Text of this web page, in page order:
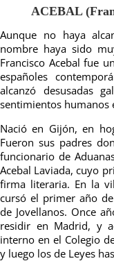
ACEBAL
Aunque no haya
nombre haya sido
Francisco Acebal fue
españoles
alcanzó desusadas
sentimientos humanos
Nació en Gijón, en
Fueron sus padres
funcionario de
Acebal Laviada, cuyo
firma literaria. En la
cursó el primer año
de Jovellanos. Once
residir en Madrid, y
interno en el Colegio
y luego los de Leyes